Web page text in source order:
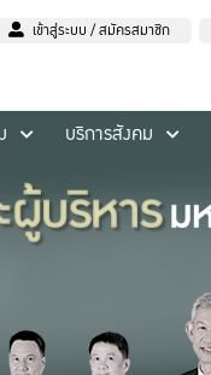
เข้าสู่ระบบ / สมัครสมาชิก
บริการสังคม